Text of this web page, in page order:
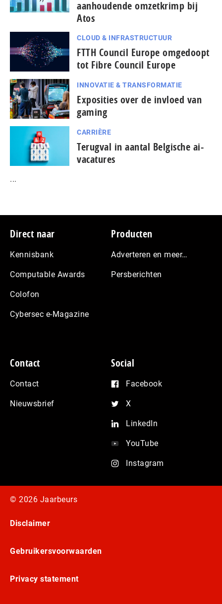
aanhoudende omzetkrimp bij
Atos
CLOUD & INFRASTRUCTUUR
FTTH Council Europe omgedoopt
tot Fibre Council Europe
INNOVATIE & TRANSFORMATIE
Exposities over de invloed van
gaming
CARRIÈRE
Terugval in aantal Belgische ai-
vacatures
...
Footer
Direct naar
Kennisbank
Computable Awards
Colofon
Cybersec e-Magazine
Producten
Adverteren en meer…
Persberichten
Contact
Contact
Nieuwsbrief
Social
Facebook
X
LinkedIn
YouTube
Instagram
© 2026 Jaarbeurs
Disclaimer
Gebruikersvoorwaarden
Privacy statement